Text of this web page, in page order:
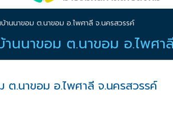
านนาขอม ต.นาขอม อ.ไพศาลี จ.นครสวรรค์
นนาขอม ต.นาขอม อ.ไพศา
ต.นาขอม อ.ไพศาลี จ.นครสวรรค์